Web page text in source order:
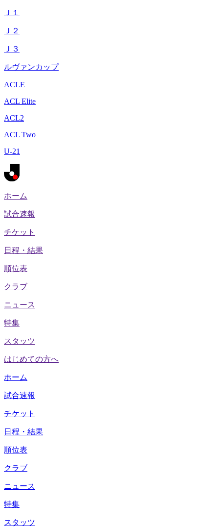
Ｊ１
Ｊ２
Ｊ３
ルヴァンカップ
ACLE
ACL Elite
ACL2
ACL Two
U-21
ホーム
試合速報
チケット
日程・結果
順位表
クラブ
ニュース
特集
スタッツ
はじめての方へ
ホーム
試合速報
チケット
日程・結果
順位表
クラブ
ニュース
特集
スタッツ